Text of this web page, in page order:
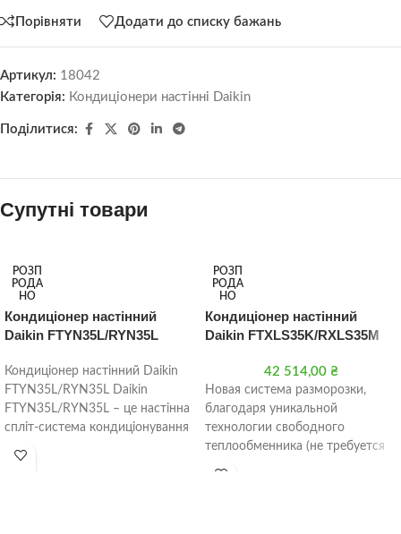
Порівняти Додати до списку бажань
Артикул: 18042
Категорія: Кондиціонери настінні Daikin
Поділитися:
Супутні товари
РОЗП
РОДА
НО
Кондиціонер настінний
Daikin FTYN35L/RYN35L
Кондиціонер настінний Daikin
FTYN35L/RYN35L Daikin
FTYN35L/RYN35L – це настінна
спліт-система кондиціонування
РОЗП
РОДА
НО
Кондиціонер настінний
Daikin FTXLS35K/RXLS35M
42 514,00 ₴
Новая система разморозки,
благодаря уникальной
технологии свободного
теплообменника (не требуется